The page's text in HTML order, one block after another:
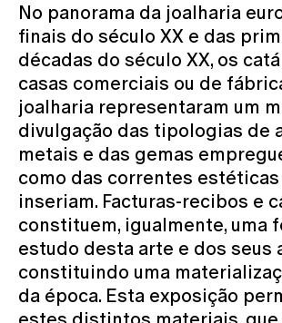
No panorama da joalharia
finais do século XX e das
décadas do século XX, os
casas comerciais ou de
joalharia representaram um
divulgação das tipologias de
metais e das gemas
como das correntes estéticas
inseriam. Facturas-recibos e
constituem, igualmente, uma
estudo desta arte e dos seus
constituindo uma
da época. Esta exposição